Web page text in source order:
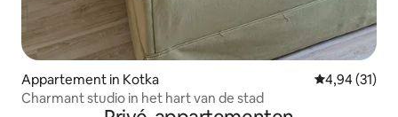
Appartement in Kotka Gemiddelde
4,94 (31)
Charmant studio in het hart van de stad